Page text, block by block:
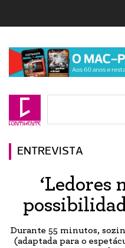
ENTREVISTA
‘Ledores
Durante 55 minutos,
(adaptada para o